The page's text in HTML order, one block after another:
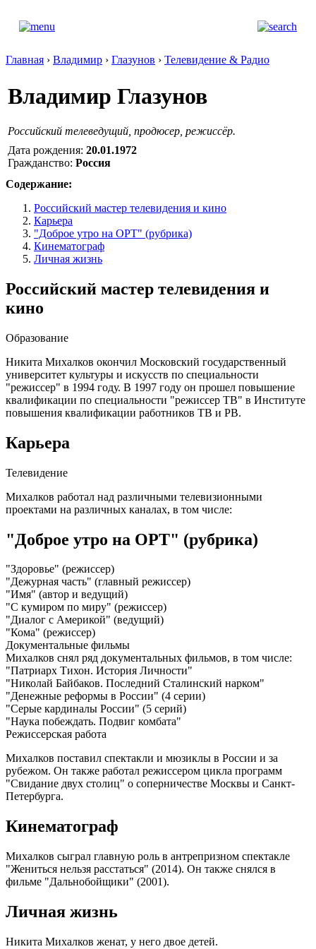
Главная › Владимир › Глазунов › Телевидение & Радио
Владимир Глазунов
Российский телеведущий, продюсер, режиссёр.
Дата рождения: 20.01.1972
Гражданство: Россия
Содержание:
Российский мастер телевидения и кино
Карьера
"Доброе утро на ОРТ" (рубрика)
Кинематограф
Личная жизнь
Российский мастер телевидения и
кино
Образование
Никита Михалков окончил Московский государственный
университет культуры и искусств по специальности
"режиссер" в 1994 году. В 1997 году он прошел повышение
квалификации по специальности "режиссер ТВ" в Институте
повышения квалификации работников ТВ и РВ.
Карьера
Телевидение
Михалков работал над различными телевизионными
проектами на различных каналах, в том числе:
"Доброе утро на ОРТ" (рубрика)
"Здоровье" (режиссер)
"Дежурная часть" (главный режиссер)
"Имя" (автор и ведущий)
"С кумиром по миру" (режиссер)
"Диалог с Америкой" (ведущий)
"Кома" (режиссер)
Документальные фильмы
Михалков снял ряд документальных фильмов, в том числе:
"Патриарх Тихон. История Личности"
"Николай Байбаков. Последний Сталинский нарком"
"Денежные реформы в России" (4 серии)
"Серые кардиналы России" (5 серий)
"Наука побеждать. Подвиг комбата"
Режиссерская работа
Михалков поставил спектакли и мюзиклы в России и за
рубежом. Он также работал режиссером цикла программ
"Свидание двух столиц" о соперничестве Москвы и Санкт-
Петербурга.
Кинематограф
Михалков сыграл главную роль в антрепризном спектакле
"Жениться нельзя расстаться" (2014). Он также снялся в
фильме "Дальнобойщики" (2001).
Личная жизнь
Никита Михалков женат, у него двое детей.